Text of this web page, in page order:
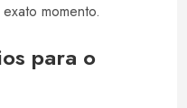
momento.
para o